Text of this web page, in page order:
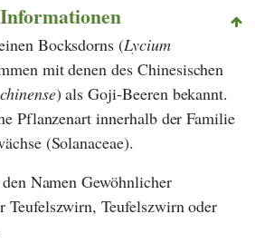
Bocksdorns (Lycium
mit denen des Chinesischen
) als Goji-Beeren bekannt.
Pflanzenart innerhalb der Familie
(Solanaceae).
Namen Gewöhnlicher
Teufelszwirn, Teufelszwirn oder